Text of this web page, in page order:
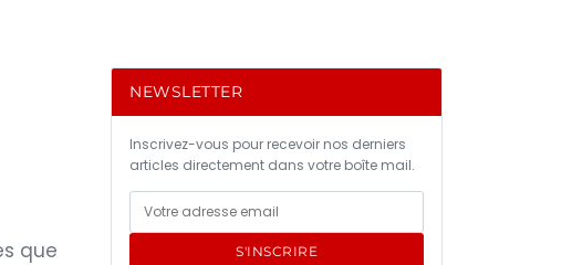
que
NEWSLETTER
Inscrivez-vous pour recevoir nos derniers
articles directement dans votre boîte mail.
S'INSCRIRE